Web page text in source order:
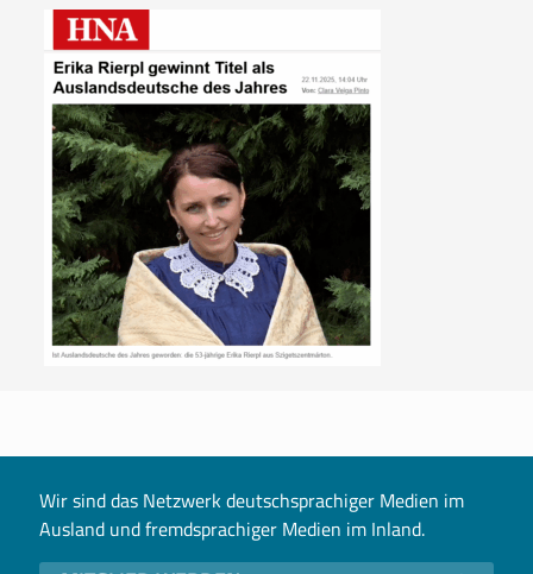
Wir sind das Netzwerk deutschsprachiger Medien im
Ausland und fremdsprachiger Medien im Inland.